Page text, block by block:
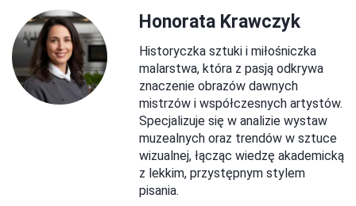
Honorata Krawczyk
Historyczka sztuki i miłośniczka
malarstwa, która z pasją odkrywa
znaczenie obrazów dawnych
mistrzów i współczesnych artystów.
Specjalizuje się w analizie wystaw
muzealnych oraz trendów w sztuce
wizualnej, łącząc wiedzę akademicką
z lekkim, przystępnym stylem
pisania.